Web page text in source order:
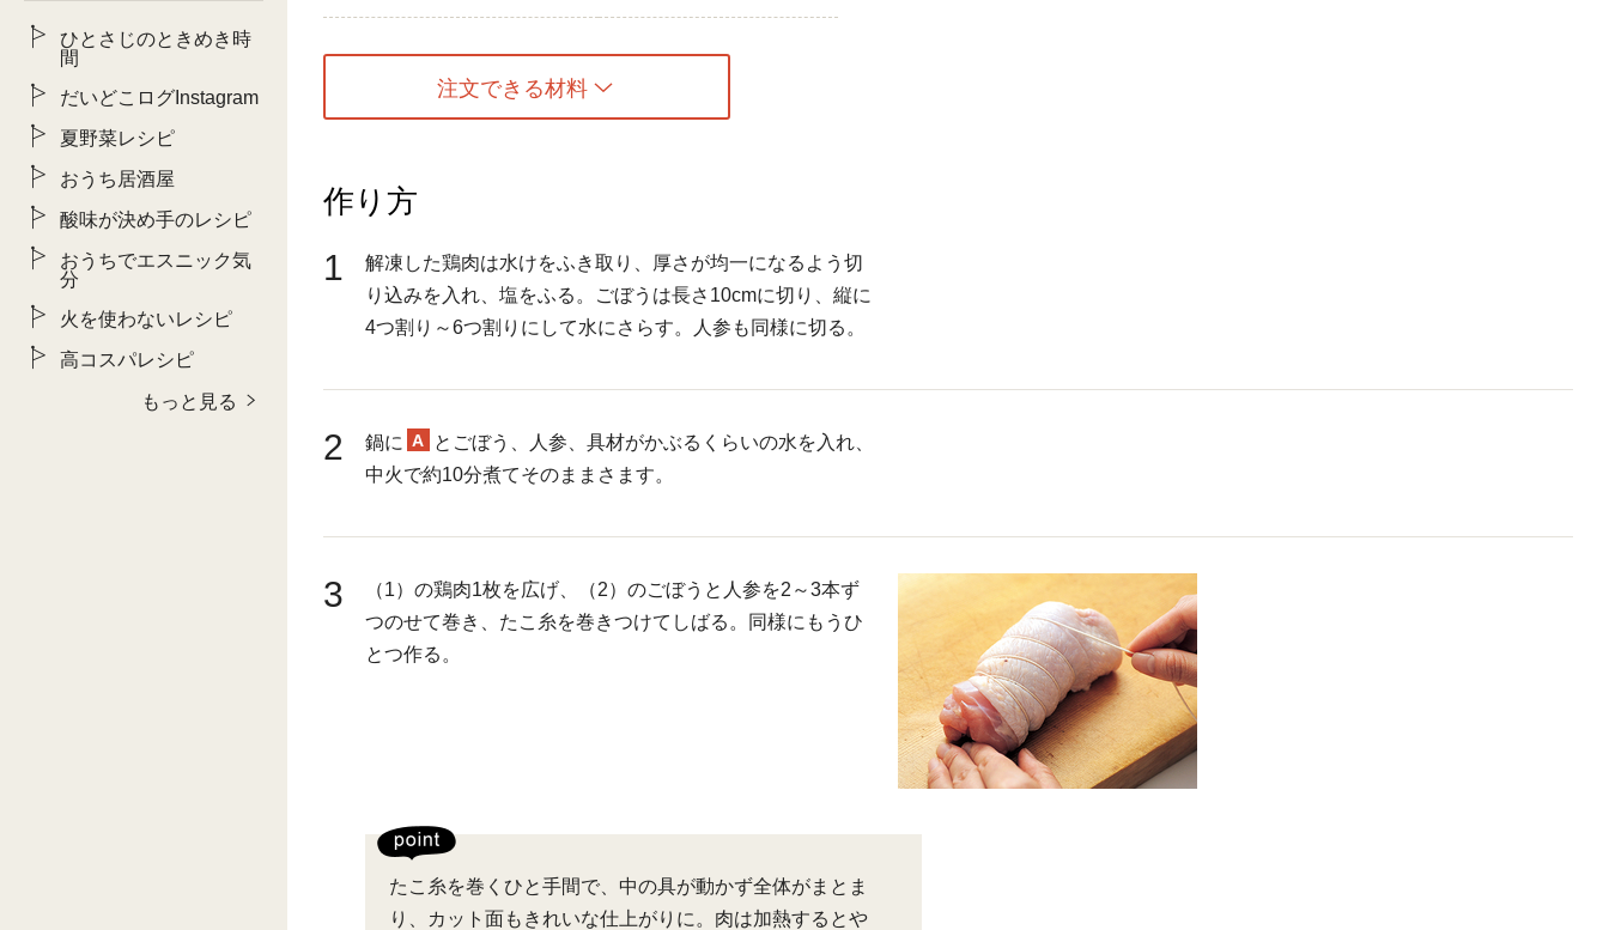
注文できる材料
作り方
1
解凍した鶏肉は水けをふき取り、厚さが均一になるよう切
り込みを入れ、塩をふる。ごぼうは長さ10cmに切り、縦に
4つ割り～6つ割りにして水にさらす。人参も同様に切る。
2 鍋に A
とごぼう、人参、具材がかぶるくらいの水を入れ、
中火で約10分煮てそのままさます。
3
（1）の鶏肉1枚を広げ、（2）のごぼうと人参を2～3本ず
つのせて巻き、たこ糸を巻きつけてしばる。同様にもうひ
とつ作る。
たこ糸を巻くひと手間で、中の具が動かず全体がまとま
り、カット面もきれいな仕上がりに。肉は加熱するとや
ひとさじのときめき時
間
だいどこログInstagram
夏野菜レシピ
おうち居酒屋
酸味が決め手のレシピ
おうちでエスニック気
分
火を使わないレシピ
高コスパレシピ
もっと見る